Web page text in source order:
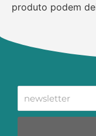
produto podem